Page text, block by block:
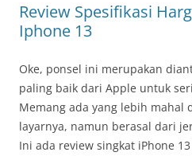
Review Spesifikasi
Iphone 13
Oke, ponsel ini merupakan
paling baik dari Apple untuk
Memang ada yang lebih mahal
layarnya, namun berasal dari
Ini ada review singkat iPhone